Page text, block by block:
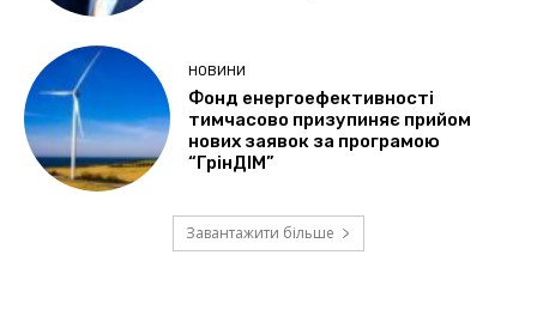
НОВИНИ
Фонд енергоефективності
тимчасово призупиняє прийом
нових заявок за програмою
“ГрінДІМ”
Завантажити більше